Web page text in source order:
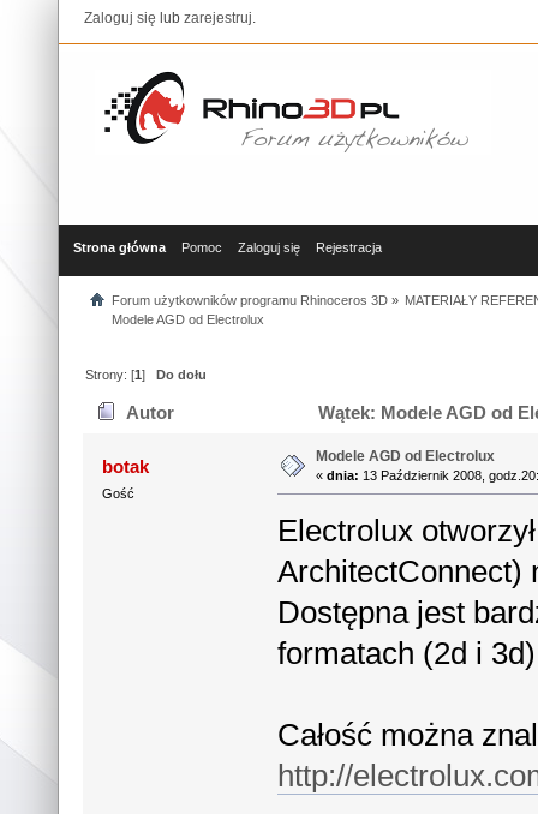
Zaloguj się lub zarejestruj.
Strona główna Pomoc Zaloguj się Rejestracja
Forum użytkowników programu Rhinoceros 3D» MATERIAŁY
Modele AGD od Electrolux
Strony: [1]Do dołu
Autor Wątek: Modele AGD od
botak
Gość
Modele AGD od Electrolux
«dnia: 13 Październik 2008,
Electrolux
ArchitectConnect)
Dostępna jest
formatach (2d i 3d)
Całość można
http://